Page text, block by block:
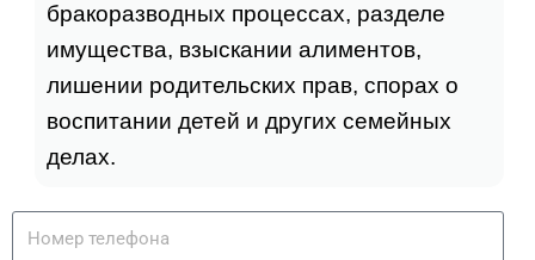
бракоразводных процессах, разделе
имущества, взыскании алиментов,
лишении родительских прав, спорах о
воспитании детей и других семейных
делах.